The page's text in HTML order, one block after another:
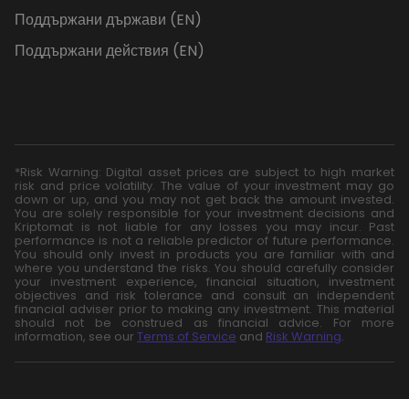
Поддържани държави (EN)
Поддържани действия (EN)
*Risk Warning: Digital asset prices are subject to high market
risk and price volatility. The value of your investment may go
down or up, and you may not get back the amount invested.
You are solely responsible for your investment decisions and
Kriptomat is not liable for any losses you may incur. Past
performance is not a reliable predictor of future performance.
You should only invest in products you are familiar with and
where you understand the risks. You should carefully consider
your investment experience, financial situation, investment
objectives and risk tolerance and consult an independent
financial adviser prior to making any investment. This material
should not be construed as financial advice. For more
information, see our Terms of Service and Risk Warning.